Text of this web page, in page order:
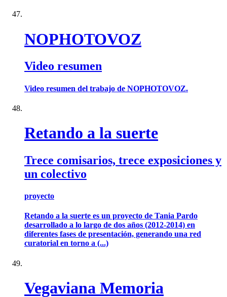
NOPHOTOVOZ
Video resumen
Video resumen del trabajo de NOPHOTOVOZ.
Retando a la suerte
Trece comisarios, trece exposiciones y
un colectivo
proyecto
Retando a la suerte es un proyecto de Tania Pardo
desarrollado a lo largo de dos años (2012-2014) en
diferentes fases de presentación, generando una red
curatorial en torno a (...)
Vegaviana Memoria